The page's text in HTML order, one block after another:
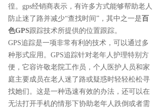
徨。gps经销商表示，有许多方式能够帮助老人
防止迷了路并减少“查找时间”，其中之一是 百
色GPS跟踪技术所提供的位置跟踪。
GPS追踪是一项非常有利的技术，可以通过多
种形式应用。GPS追踪针对老年人护理特别方
便，它容许敬老院工作员，个人医护人员和家
庭主要成员在老人迷了路或疑惑时轻轻松松寻
找她们。这是一种迅速有效的办法，还可以在
无法打开手机的情形下协助老年人跌倒或者需